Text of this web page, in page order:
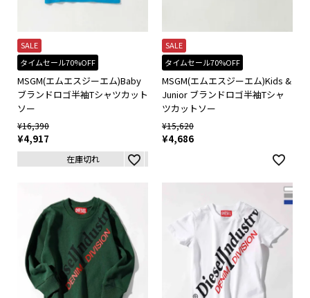
SALE
タイムセール70%OFF
MSGM(エムエスジーエム)Baby
ブランドロゴ半袖Tシャツカット
ソー
¥16,390
¥4,917
在庫切れ
SALE
タイムセール70%OFF
MSGM(エムエスジーエム)Kids &
Junior ブランドロゴ半袖Tシャ
ツカットソー
¥15,620
¥4,686